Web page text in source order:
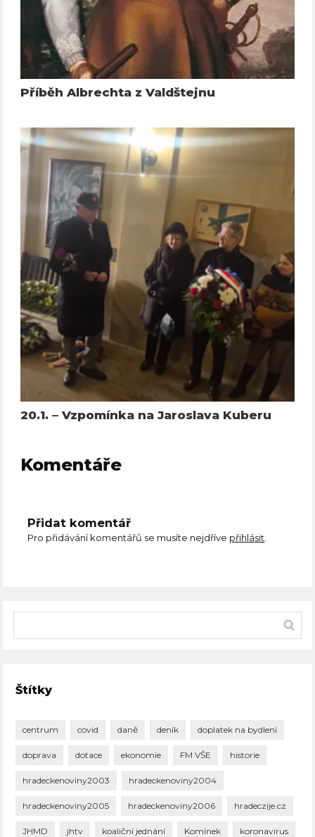
Příběh Albrechta z Valdštejnu
20.1. – Vzpomínka na Jaroslava Kuberu
Komentáře
Přidat komentář
Pro přidávání komentářů se musíte nejdříve přihlásit
Štítky
centrum covid daně deník doplatek na bydlení
doprava dotace ekonomie FM VŠE historie
hradeckenoviny2003 hradeckenoviny2004
hradeckenoviny2005 hradeckenoviny2006 hradeczije.cz
JHMD jhtv koaliční jednání Komínek koronavirus